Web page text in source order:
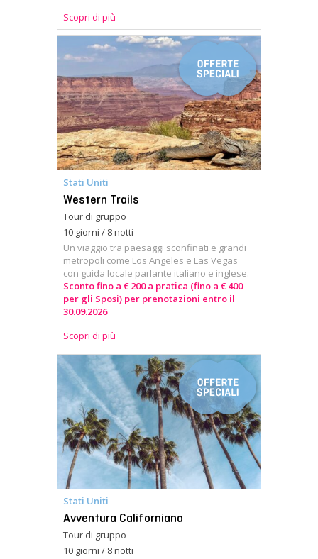
Scopri di più
Stati Uniti
Western Trails
Tour di gruppo
10 giorni / 8 notti
Un viaggio tra paesaggi sconfinati e grandi
metropoli come Los Angeles e Las Vegas
con guida locale parlante italiano e inglese.
Sconto fino a € 200 a pratica (fino a € 400
per gli Sposi) per prenotazioni entro il
30.09.2026
Scopri di più
Stati Uniti
Avventura Californiana
Tour di gruppo
10 giorni / 8 notti